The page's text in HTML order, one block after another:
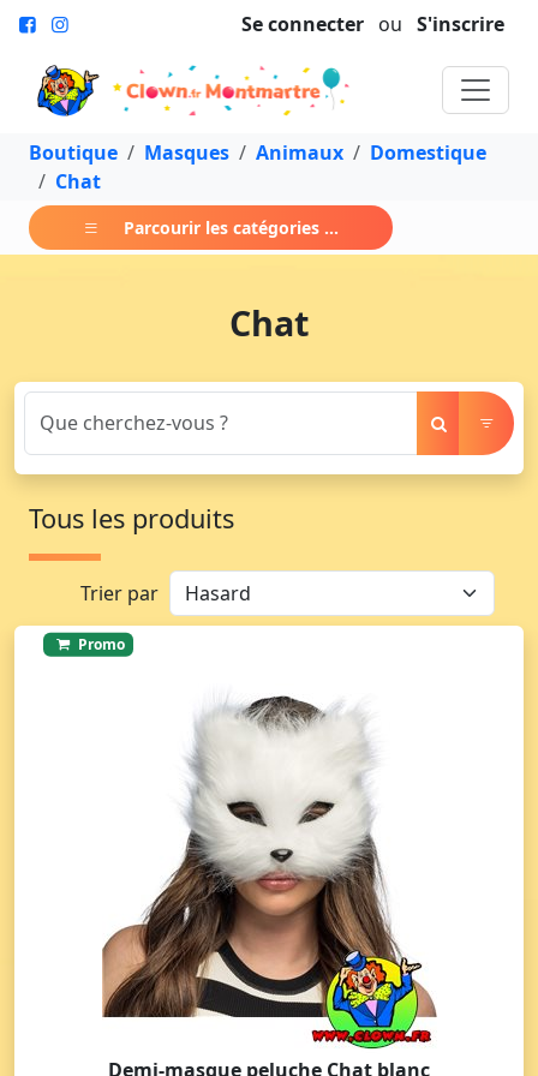
Se connecter ou S'inscrire
Boutique Masques Animaux
Domestique
Chat
Parcourir les catégories ...
Chat
Tous les produits
Trier par
Promo
Demi-masque peluche Chat blanc